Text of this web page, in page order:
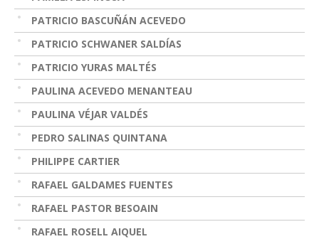
PATRICIO BASCUÑÁN ACEVEDO
PATRICIO SCHWANER SALDÍAS
PATRICIO YURAS MALTÉS
PAULINA ACEVEDO MENANTEAU
PAULINA VÉJAR VALDÉS
PEDRO SALINAS QUINTANA
PHILIPPE CARTIER
RAFAEL GALDAMES FUENTES
RAFAEL PASTOR BESOAIN
RAFAEL ROSELL AIQUEL